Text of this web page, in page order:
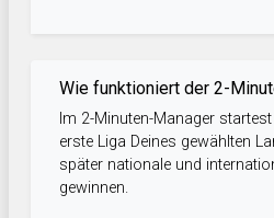
Wie funktioniert der 2-
Im 2-Minuten-Manager
erste Liga Deines gewählten
später nationale und
gewinnen.